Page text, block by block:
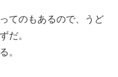
てのもあるので、うど
だ。
。